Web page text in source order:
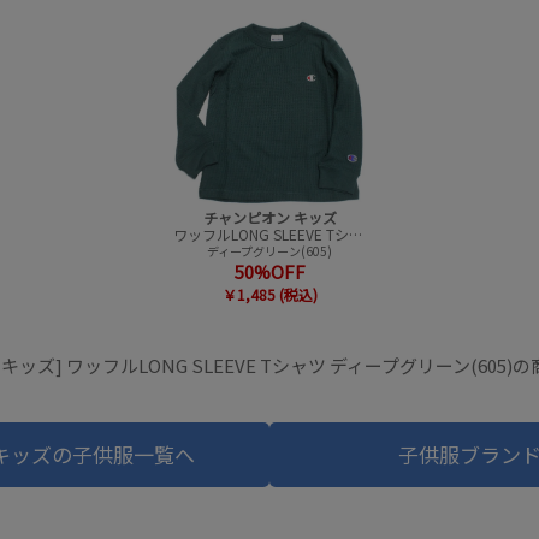
チャンピオン キッズ
ワッフルLONG SLEEVE Tシャツ
ディープグリーン(605)
50%OFF
￥1,485 (税込)
ッズ] ワッフルLONG SLEEVE Tシャツ ディープグリーン(605)の
ッズの子供服一覧へ 子供服ブラン